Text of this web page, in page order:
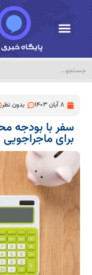
8 آبان 1403 بدون نظر
سفر با بودجه
برای ماجراجویی